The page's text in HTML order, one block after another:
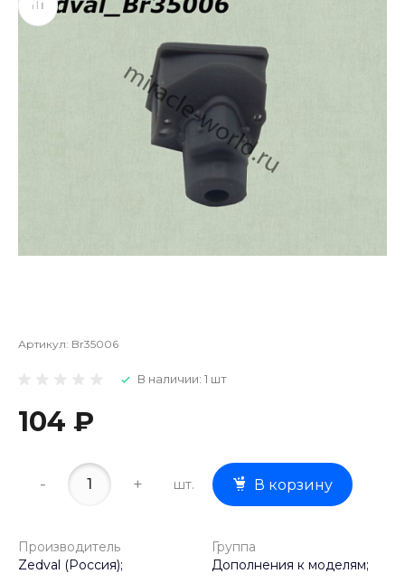
Артикул: Br35006
В наличии: 1 шт
104 ₽
- + шт. В корзину
Производитель
Zedval (Россия);
Группа
Дополнения к моделям;